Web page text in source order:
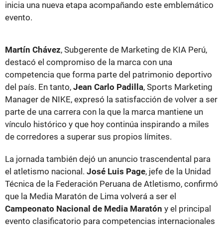
inicia una nueva etapa acompañando este emblemático
evento.
Martín Chávez, Subgerente de Marketing de KIA Perú,
destacó el compromiso de la marca con una
competencia que forma parte del patrimonio deportivo
del país. En tanto, Jean Carlo Padilla, Sports Marketing
Manager de NIKE, expresó la satisfacción de volver a ser
parte de una carrera con la que la marca mantiene un
vínculo histórico y que hoy continúa inspirando a miles
de corredores a superar sus propios límites.
La jornada también dejó un anuncio trascendental para
el atletismo nacional. José Luis Page, jefe de la Unidad
Técnica de la Federación Peruana de Atletismo, confirmó
que la Media Maratón de Lima volverá a ser el
Campeonato Nacional de Media Maratón y el principal
evento clasificatorio para competencias internacionales